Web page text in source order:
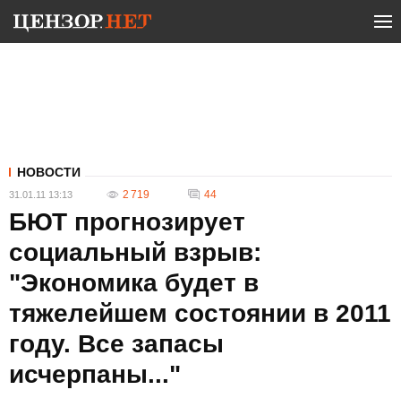
НОВОСТИ
31.01.11 13:13 2 719 44
БЮТ прогнозирует
социальный взрыв:
"Экономика будет в
тяжелейшем состоянии в 2011
году. Все запасы
исчерпаны..."